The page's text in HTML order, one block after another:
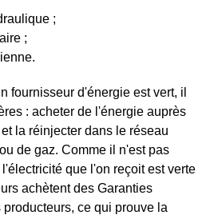
;
;
fournisseur d'énergie est vert, il
: acheter de l'énergie auprès
la réinjecter dans le réseau
de gaz. Comme il n'est pas
que l'on reçoit est verte
achètent des Garanties
ce qui prouve la